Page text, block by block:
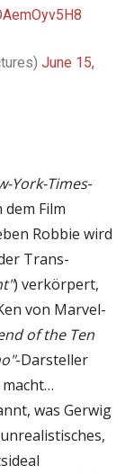
June 15,
York-Times-
Film
Robbie wird
Trans-
) verkörpert,
von Marvel-
of the Ten
-Darsteller
was Gerwig